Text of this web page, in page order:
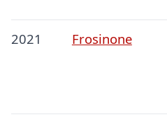
2021 Frosinone